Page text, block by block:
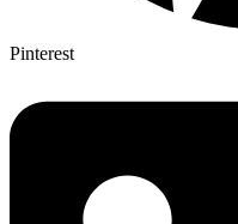
Pinterest